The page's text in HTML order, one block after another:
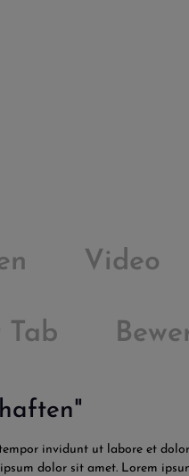
Video
Tab
invidunt ut labore et
dolor sit amet. Lorem